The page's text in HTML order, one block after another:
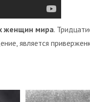
женщин мира.
является